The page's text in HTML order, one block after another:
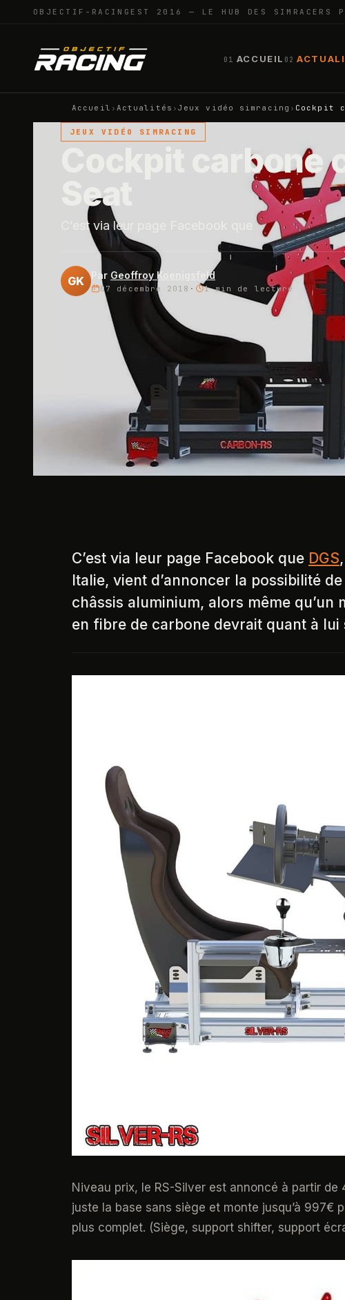
OBJECTIF-RACING EST 2016 — LE HUB DES SIMRACERS
01 ACCUEIL 02
Accueil › Actualités › Jeux vidéo simracing › Cockpit
JEUX VIDÉO SIMRACING
Cockpit carbone
Seat
C’est via leur page Facebook que
GK Par Geoffroy Koenigsfeld
07 décembre 2018 · 1 min de lecture
C’est via leur page Facebook que DGS
Italie, vient d’annoncer la possibilité
châssis aluminium, alors même
en fibre de carbone devrait quant à
Niveau prix, le RS-Silver est annoncé à partir
juste la base sans siège et monte jusqu’à 997€
plus complet. (Siège, support shifter, support